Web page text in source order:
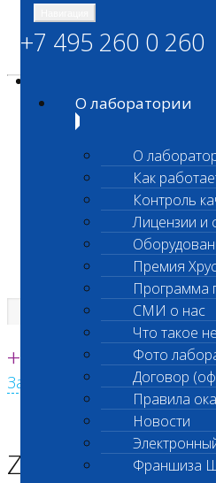
ШАНС
Независимая
Единая круглосуточная справочная
+7 495 260 0 260
Заказать звонок с сайта
+7 495 260 0 260
О лаборатории
О
Как
Контроль
Лицензии и
Премия
Программа
СМИ о нас
Что такое
Фото
Договор
Правила
Новости
Франшиза
Главная страница
ZooCode